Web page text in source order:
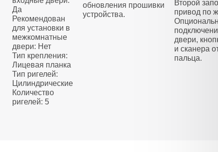
Да
Рекомендован
для установки в
межкомнатные
двери: Нет
Тип крепления:
Лицевая планка
Тип ригелей:
Цилиндрические
Количество
ригелей: 5
обновления прошивки
устройства.
Второй
привод по
двери,
и сканера
пальца.